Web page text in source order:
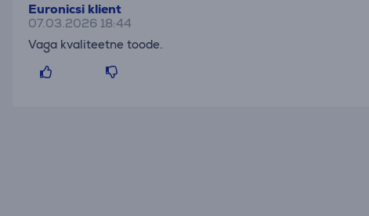
Euronicsi klient
07.03.2026 18:44
Vaga kvaliteetne toode.